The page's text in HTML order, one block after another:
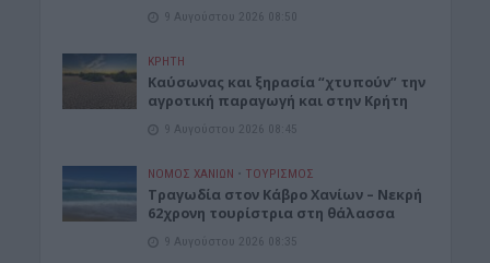
9 Αυγούστου 2026 08:50
ΚΡΗΤΗ
Καύσωνας και ξηρασία “χτυπούν” την
αγροτική παραγωγή και στην Κρήτη
9 Αυγούστου 2026 08:45
ΝΟΜΌΣ ΧΑΝΊΩΝ • ΤΟΥΡΙΣΜΟΣ
Τραγωδία στον Κάβρο Χανίων – Νεκρή
62χρονη τουρίστρια στη θάλασσα
9 Αυγούστου 2026 08:35